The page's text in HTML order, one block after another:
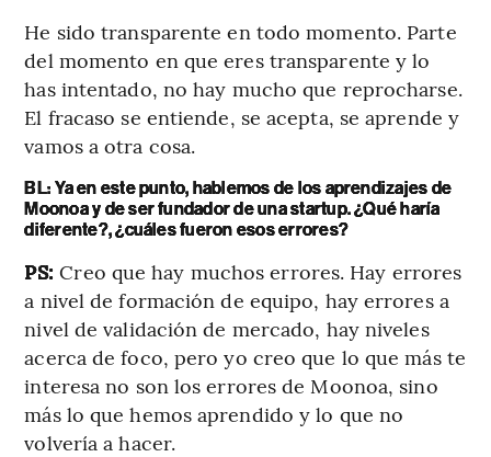
He sido transparente en todo momento. Parte
del momento en que eres transparente y lo
has intentado, no hay mucho que reprocharse.
El fracaso se entiende, se acepta, se aprende y
vamos a otra cosa.
BL: Ya en este punto, hablemos de los aprendizajes de
Moonoa y de ser fundador de una startup. ¿Qué haría
diferente?, ¿cuáles fueron esos errores?
PS:Creo que hay muchos errores. Hay errores
a nivel de formación de equipo, hay errores a
nivel de validación de mercado, hay niveles
acerca de foco, pero yo creo que lo que más te
interesa no son los errores de Moonoa, sino
más lo que hemos aprendido y lo que no
volvería a hacer.